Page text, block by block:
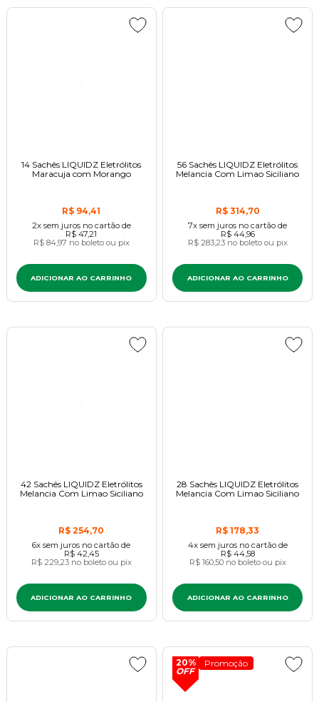
14 Sachês LIQUIDZ Eletrólitos
Maracuja com Morango
R$ 94,41
2x sem juros no cartãode
R$ 47,21
R$ 84,97 no boleto ou pix
ADICIONAR AO CARRINHO
56 Sachês LIQUIDZ Eletrólitos
Melancia Com Limao Siciliano
R$ 314,70
7x sem juros no cartão de
R$ 44,96
R$ 283,23 no boleto ou pix
ADICIONAR AO CARRINHO
42 Sachês LIQUIDZ Eletrólitos
Melancia Com Limao Siciliano
R$ 254,70
6x sem juros no cartão de
R$ 42,45
R$ 229,23 no boleto ou pix
ADICIONAR AO CARRINHO
28 Sachês LIQUIDZ Eletrólitos
Melancia Com Limao Siciliano
R$ 178,33
4x sem juros no cartãode
R$ 44,58
R$ 160,50 no boleto ou pix
ADICIONAR AO CARRINHO
20%
OFF
Promoção